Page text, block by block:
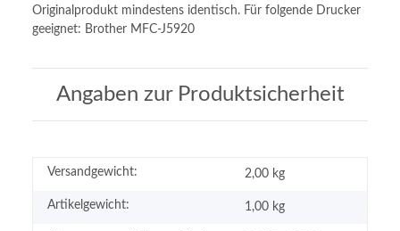
Originalprodukt mindestens identisch. Für folgende Drucker
geeignet: Brother MFC-J5920
Angaben zur Produktsicherheit
Versandgewicht: 2,00 kg
Artikelgewicht: 1,00 kg